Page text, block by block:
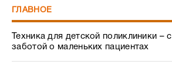
ГЛАВНОЕ
Техника для детской поликлиники – с
заботой о маленьких пациентах